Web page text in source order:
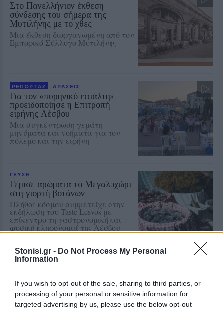
Stonisi.gr - Do Not Process My Personal
Information
If you wish to opt-out of the sale, sharing to third parties, or
processing of your personal or sensitive information for
targeted advertising by us, please use the below opt-out
Στο Πανελλήνιον έκθεση
σύνδεσης του σήμερα της
Μυτιλήνης με το χθες
Μια έκθεση διοργανωμένη από τον
Εμπορικό Σύλλογο Μυτιλήνης
ΡΕΠΟΡΤΑΖ ΔΡΑΣΕΙΣ
Για τον «πυρηνικό εφιάλτη»
προειδοποίησε η Επιτροπή
ειρήνης Λέσβου
Μια συγκέντρωση γεμάτη
μηνύματα και νοήματα για τον
πόλεμο και την ειρήνη
ΓΕΥΣΗ
Γέμισε αρώματα το Μεγαλοχώρι
στη γιορτή βοτάνων
Πλήθος κόσμου συμμετείχε στην
εκδήλωση του Taste Lesvos με
επίκεντρο τη γαστρονομική και
φυσική κληρονομιά της Λέσβου
απόψε στον Κόλπο της Γέρας
Πλούσιο καλλιτεχνικό πρόγραμμα
και χορευτικά συγκροτήματα στη